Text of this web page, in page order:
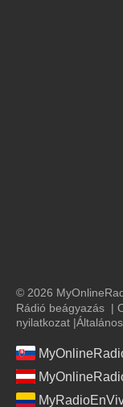
© 2026
Rádió beágyazás |
nyilatkozat |